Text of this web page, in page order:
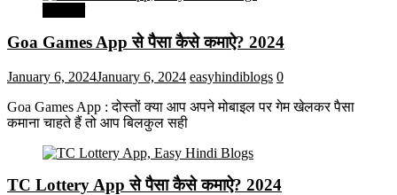
Goa Games App से पैसा कैसे कमाऐ? 2024
January 6, 2024January 6, 2024 easyhindiblogs 0
Goa Games App : दोस्तों क्या आप अपने मोबाइल पर गेम खेलकर पैसा
कमाना चाहते हैं तो आप बिलकुल सही
TC Lottery App से पैसा कैसे कमाऐ? 2024